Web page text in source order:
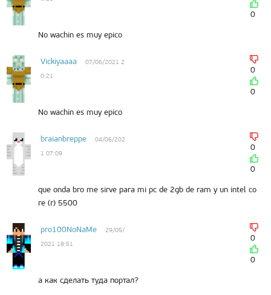
0
No wachin es muy epico
Vickiyaaaa
07/06/2021 2
0:21
0
0
No wachin es muy epico
braianbreppe
04/06/202
1 07:09
0
0
que onda bro me sirve para mi pc de 2gb de ram y un intel co
re (r) 5500
pro100NoNaMe
29/05/
2021 18:51
0
0
а как сделать туда портал?